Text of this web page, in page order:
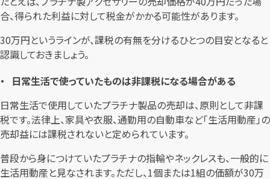
合、得られた利益に対して税金がかかる可能性があります。
30万円というラインが、課税の有無を分けるひとつの目安となると
認識しておきましょう。
日常生活で使っていたものは非課税になる場合がある
日常生活で使用していたプラチナ製品の売却は、原則として非課
税です。法律上、家具や衣服、通勤用の自動車など「生活用動産」の
売却益には課税されないと定められています。
普段から身につけていたプラチナの指輪やネックレスも、一般的に
生活用動産と見なされます。ただし、1個または1組の価額が30万